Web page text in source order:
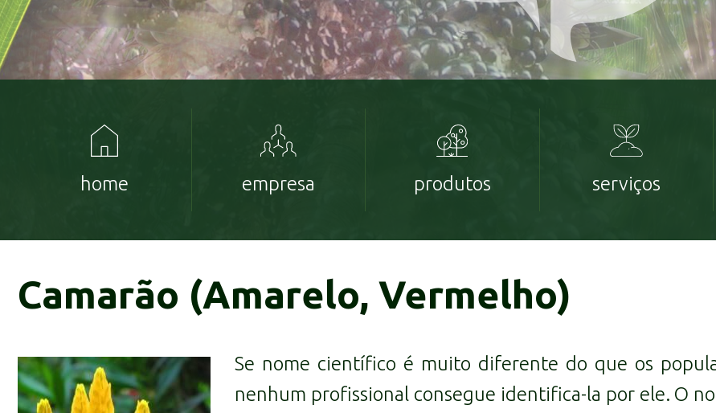
home empresa produtos serviços
Camarão (Amarelo, Vermelho)
Se nome científico é muito diferente do que os
nenhum profissional consegue identifica-la por ele. O